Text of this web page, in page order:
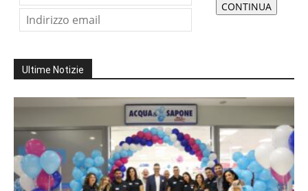
Ultime Notizie